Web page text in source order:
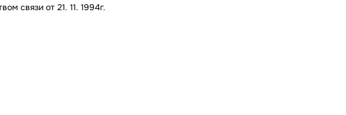
связи от 21. 11. 1994г.